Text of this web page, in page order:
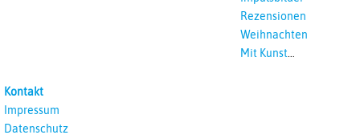
Rezensionen
Weihnachten
Mit Kunst
Kontakt
Impressum
Datenschutz